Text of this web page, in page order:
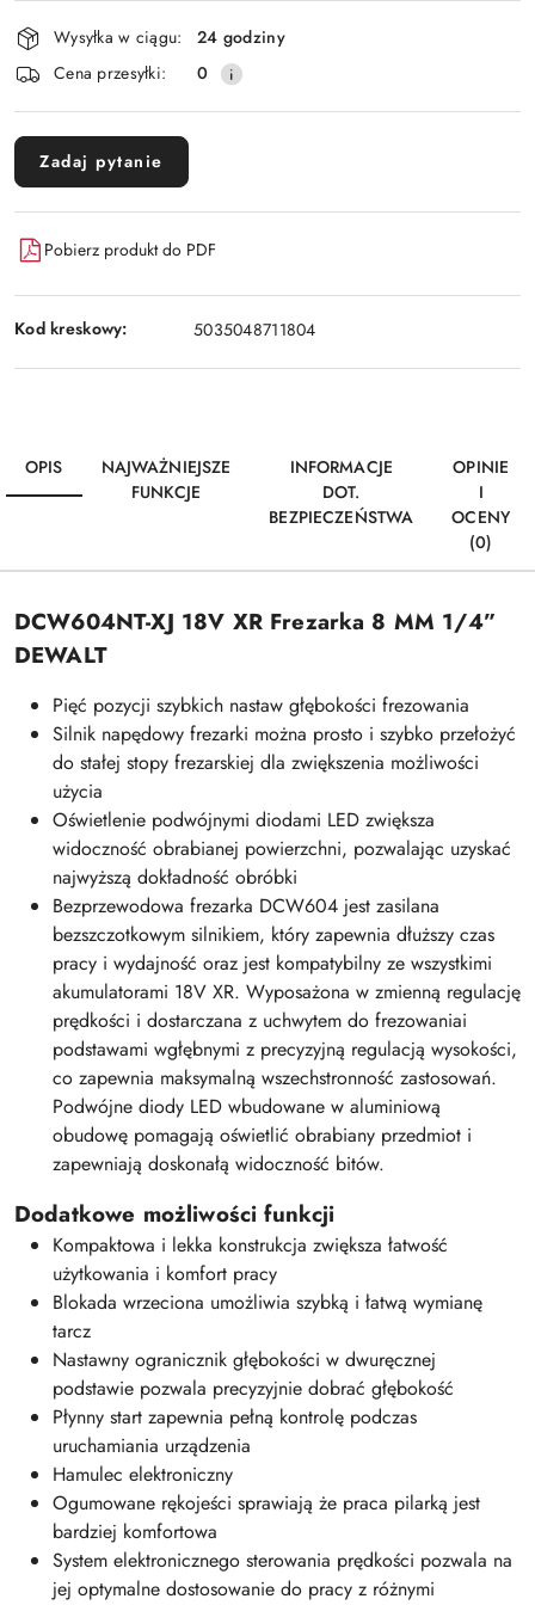
Wysyłka w ciągu:
24 godziny
Cena przesyłki:
0
Zadaj pytanie
Pobierz produkt do PDF
Kod kreskowy: 5035048711804
OPIS
NAJWAŻNIEJSZE
FUNKCJE
INFORMACJE
DOT.
BEZPIECZEŃSTWA
OPINIE
I
OCENY
(0)
DCW604NT-XJ 18V XR Frezarka 8 MM 1/4”
DEWALT
Pięć pozycji szybkich nastaw głębokości frezowania
Silnik napędowy frezarki można prosto i szybko przełożyć
do stałej stopy frezarskiej dla zwiększenia możliwości
użycia
Oświetlenie podwójnymi diodami LED zwiększa
widoczność obrabianej powierzchni, pozwalając uzyskać
najwyższą dokładność obróbki
Bezprzewodowa frezarka DCW604 jest zasilana
bezszczotkowym silnikiem, który zapewnia dłuższy czas
pracy i wydajność oraz jest kompatybilny ze wszystkimi
akumulatorami 18V XR. Wyposażona w zmienną regulację
prędkości i dostarczana z uchwytem do frezowaniai
podstawami wgłębnymi z precyzyjną regulacją wysokości,
co zapewnia maksymalną wszechstronność zastosowań.
Podwójne diody LED wbudowane w aluminiową
obudowę pomagają oświetlić obrabiany przedmiot i
zapewniają doskonałą widoczność bitów.
Dodatkowe możliwości funkcji
Kompaktowa i lekka konstrukcja zwiększa łatwość
użytkowania i komfort pracy
Blokada wrzeciona umożliwia szybką i łatwą wymianę
tarcz
Nastawny ogranicznik głębokości w dwuręcznej
podstawie pozwala precyzyjnie dobrać głębokość
Płynny start zapewnia pełną kontrolę podczas
uruchamiania urządzenia
Hamulec elektroniczny
Ogumowane rękojeści sprawiają że praca pilarką jest
bardziej komfortowa
System elektronicznego sterowania prędkości pozwala na
jej optymalne dostosowanie do pracy z różnymi